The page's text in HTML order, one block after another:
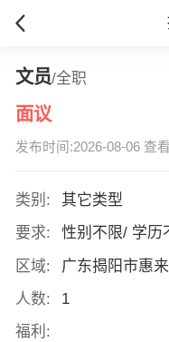
文员/全职
面议
发布时间:2026-08-06 查
类别:
其它类型
要求:
性别不限/ 学历
区域:
广东揭阳市惠
人数:
1
福利: